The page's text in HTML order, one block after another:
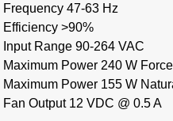
Frequency 47-63 Hz
Efficiency >90%
Input Range 90-264 VAC
Maximum Power 240 W
Maximum Power 155 W
Fan Output 12 VDC @ 0.5 A